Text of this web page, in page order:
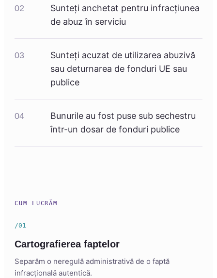
02
Sunteți anchetat pentru infracțiunea
de abuz în serviciu
03
Sunteți acuzat de utilizarea abuzivă
sau deturnarea de fonduri UE sau
publice
04
Bunurile au fost puse sub sechestru
într-un dosar de fonduri publice
CUM LUCRĂM
/01
Cartografierea faptelor
Separăm o neregulă administrativă de o faptă
infracțională autentică.